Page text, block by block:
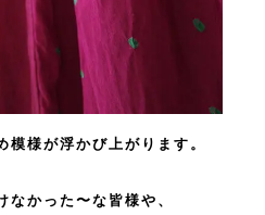
様が浮かび上がります。
かった〜な皆様や、